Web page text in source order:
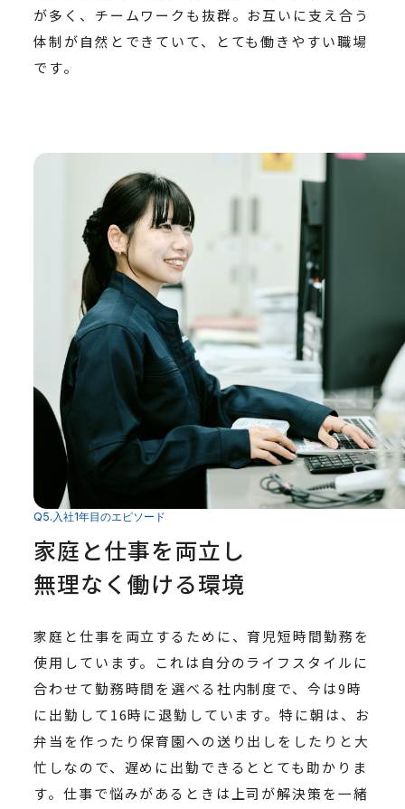
が多く、チームワークも抜群。お互いに支え合う
体制が自然とできていて、とても働きやすい職場
です。
Q5.入社1年目のエピソード
家庭と仕事を両立し
無理なく働ける環境
家庭と仕事を両立するために、育児短時間勤務を
使用しています。これは自分のライフスタイルに
合わせて勤務時間を選べる社内制度で、今は9時
に出勤して16時に退勤しています。特に朝は、お
弁当を作ったり保育園への送り出しをしたりと大
忙しなので、遅めに出勤できるととても助かりま
す。仕事で悩みがあるときは上司が解決策を一緒